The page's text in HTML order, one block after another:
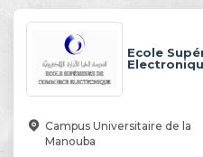
Ecole
Campus Universitaire de la
Manouba